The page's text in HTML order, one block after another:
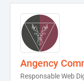
Angency
Responsable Web